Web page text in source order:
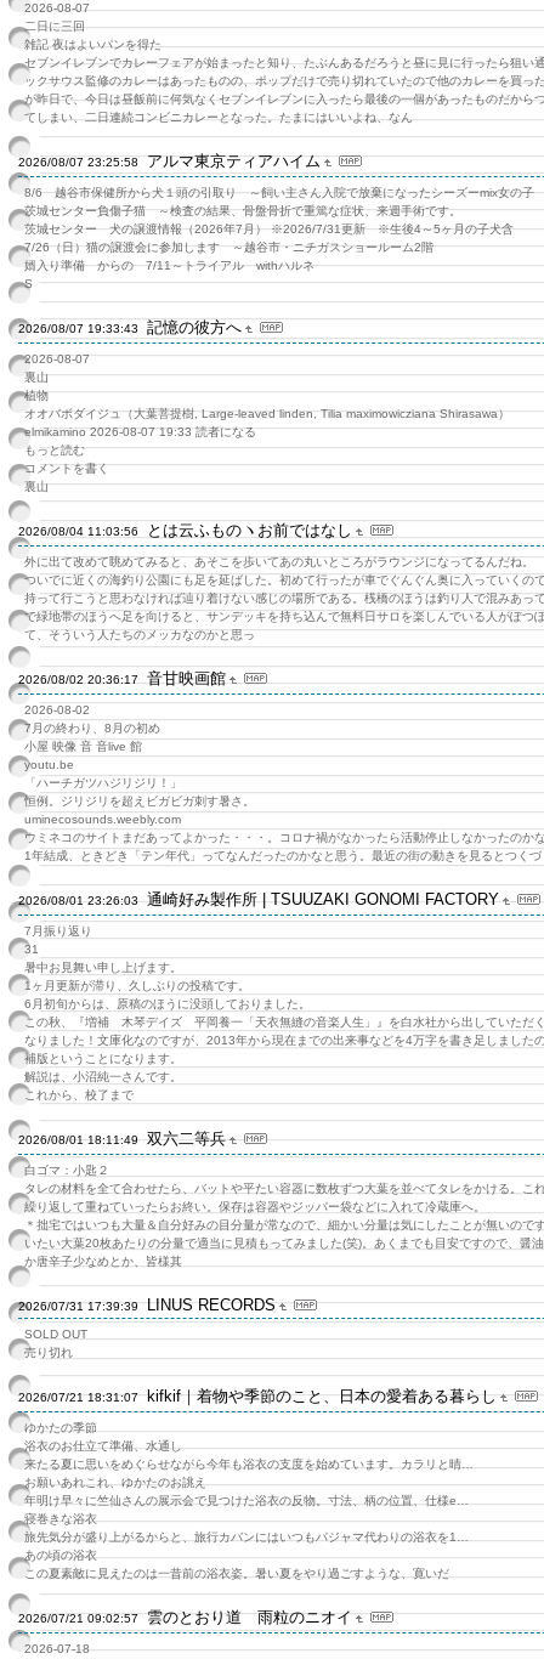
2026-08-07
二日に三回
雑記 夜はよいパンを得た
セブンイレブンでカレーフェアが始まったと知り、たぶんあるだろうと昼に見に行ったら狙い
ックサウス監修のカレーはあったものの、ポップだけで売り切れていたので他のカレーを買っ
が昨日で、今日は昼飯前に何気なくセブンイレブンに入ったら最後の一個があったものだから
てしまい、二日連続コンビニカレーとなった。たまにはいいよね、なん
2026/08/07 23:25:58 アルマ東京ティアハイム
8/6 越谷市保健所から犬１頭の引取り ～飼い主さん入院で放棄になったシーズーmix女の子
茨城センター負傷子猫 ～検査の結果、骨盤骨折で重篤な症状、来週手術です。
茨城センター 犬の譲渡情報（2026年7月） ※2026/7/31更新 ※生後4～5ヶ月の子犬含
7/26（日）猫の譲渡会に参加します ～越谷市・ニチガスショールーム2階
婿入り準備 からの 7/11～トライアル withハルネ
S
2026/08/07 19:33:43 記憶の彼方へ
2026-08-07
裏山
植物
オオバボダイジュ（大葉菩提樹, Large-leaved linden, Tilia maximowicziana Shirasawa）
elmikamino 2026-08-07 19:33 読者になる
もっと読む
コメントを書く
裏山
2026/08/04 11:03:56 とは云ふものヽお前ではなし
外に出て改めて眺めてみると、あそこを歩いてあの丸いところがラウンジになってるんだね。
ついでに近くの海釣り公園にも足を延ばした。初めて行ったが車でぐんぐん奥に入っていくの
持って行こうと思わなければ辿り着けない感じの場所である。桟橋のほうは釣り人で混みあっ
で緑地帯のほうへ足を向けると、サンデッキを持ち込んで無料日サロを楽しんでいる人がぽつ
て、そういう人たちのメッカなのかと思っ
2026/08/02 20:36:17 音甘映画館
2026-08-02
7月の終わり、8月の初め
小屋 映像 音 音live 館
youtu.be
「ハーチガツハジリジリ！」
恒例。ジリジリを超えビガビガ刺す暑さ。
uminecosounds.weebly.com
ウミネコのサイトまだあってよかった・・・。コロナ禍がなかったら活動停止しなかったのか
1年結成、ときどき「テン年代」ってなんだったのかなと思う。最近の街の動きを見るとつくづ
2026/08/01 23:26:03 通崎好み製作所 | TSUUZAKI GONOMI FACTORY
7月振り返り
31
暑中お見舞い申し上げます。
1ヶ月更新が滞り、久しぶりの投稿です。
6月初旬からは、原稿のほうに没頭しておりました。
この秋、『増補 木琴デイズ 平岡養一「天衣無縫の音楽人生」』を白水社から出していただ
なりました！文庫化なのですが、2013年から現在までの出来事などを4万字を書き足しました
補版ということになります。
解説は、小沼純一さんです。
これから、校了まで
2026/08/01 18:11:49 双六二等兵
白ゴマ：小匙２
タレの材料を全て合わせたら、バットや平たい容器に数枚ずつ大葉を並べてタレをかける。こ
繰り返して重ねていったらお終い。保存は容器やジッパー袋などに入れて冷蔵庫へ。
＊拙宅ではいつも大量＆自分好みの目分量が常なので、細かい分量は気にしたことが無いので
いたい大葉20枚あたりの分量で適当に見積もってみました(笑)。あくまでも目安ですので、醤
か唐辛子少なめとか、皆様其
2026/07/31 17:39:39 LINUS RECORDS
SOLD OUT
売り切れ
2026/07/21 18:31:07 kifkif｜着物や季節のこと、日本の愛着ある暮らし
ゆかたの季節
浴衣のお仕立て準備、水通し
来たる夏に思いをめぐらせながら今年も浴衣の支度を始めています。カラリと晴…
お願いあれこれ、ゆかたのお誂え
年明け早々に竺仙さんの展示会で見つけた浴衣の反物。寸法、柄の位置、仕様e…
寝巻きな浴衣
旅先気分が盛り上がるからと、旅行カバンにはいつもパジャマ代わりの浴衣を1…
あの頃の浴衣
この夏素敵に見えたのは一昔前の浴衣姿。暑い夏をやり過ごすような、寛いだ
2026/07/21 09:02:57 雲のとおり道 雨粒のニオイ
2026-07-18